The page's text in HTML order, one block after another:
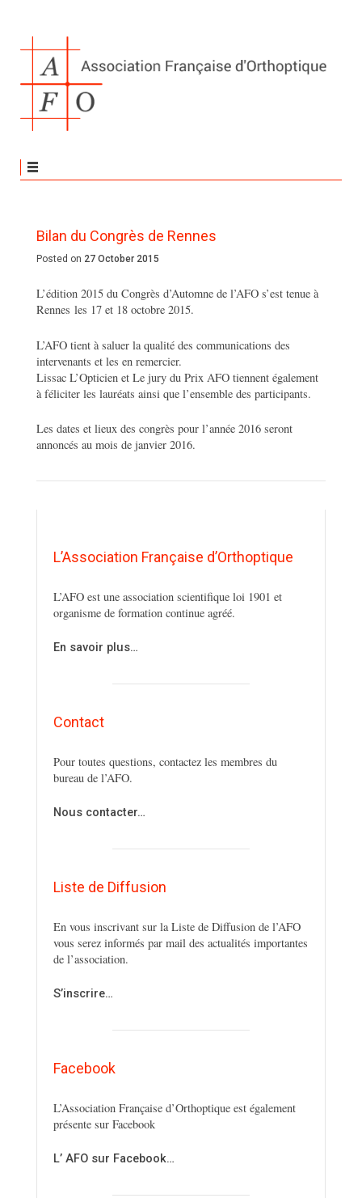
Bilan du Congrès de Rennes
Posted on 27 October 2015
L’édition 2015 du Congrès d’Automne de l’AFO s’est tenue à
Rennes les 17 et 18 octobre 2015.
L’AFO tient à saluer la qualité des communications des
intervenants et les en remercier.
Lissac L’Opticien et Le jury du Prix AFO tiennent également
à féliciter les lauréats ainsi que l’ensemble des participants.
Les dates et lieux des congrès pour l’année 2016 seront
annoncés au mois de janvier 2016.
L’Association Française d’Orthoptique
L’AFO est une association scientifique loi 1901 et
organisme de formation continue agréé.
En savoir plus…
Contact
Pour toutes questions, contactez les membres du
bureau de l’AFO.
Nous contacter…
Liste de Diffusion
En vous inscrivant sur la Liste de Diffusion de l’AFO
vous serez informés par mail des actualités importantes
de l’association.
S’inscrire…
Facebook
L’Association Française d’Orthoptique est également
présente sur Facebook
L’ AFO sur Facebook…